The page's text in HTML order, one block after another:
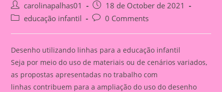
Post
author:
carolinapalhas01
Post
published:
18 de October de 2021
Posteducação infantil
Post0 Comments
Desenho utilizando linhas para a educação infantil
Seja por meio do uso de materiais ou de cenários variados,
as propostas apresentadas no trabalho com
linhas contribuem para a ampliação do uso do desenho